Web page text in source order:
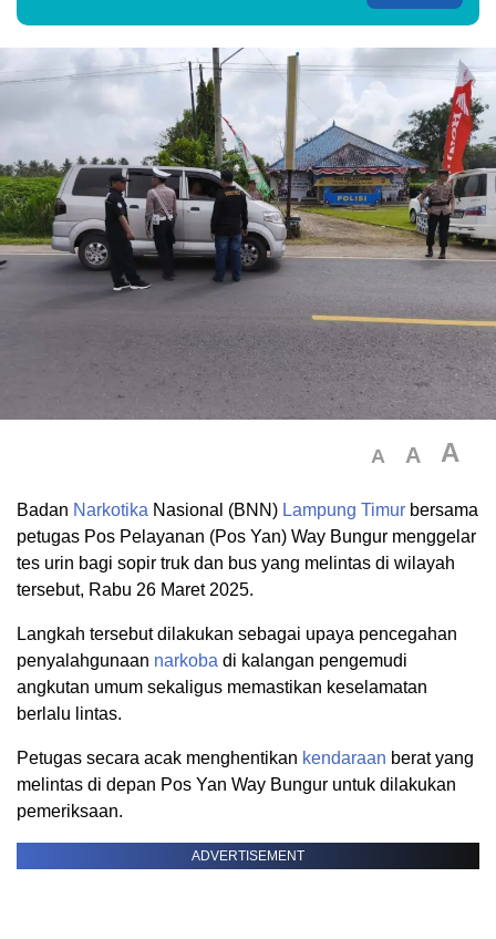
A A A
Badan Narkotika Nasional (BNN) Lampung Timur bersama
petugas Pos Pelayanan (Pos Yan) Way Bungur menggelar
tes urin bagi sopir truk dan bus yang melintas di wilayah
tersebut, Rabu 26 Maret 2025.
Langkah tersebut dilakukan sebagai upaya pencegahan
penyalahgunaan narkoba di kalangan pengemudi
angkutan umum sekaligus memastikan keselamatan
berlalu lintas.
Petugas secara acak menghentikan kendaraan berat yang
melintas di depan Pos Yan Way Bungur untuk dilakukan
pemeriksaan.
ADVERTISEMENT